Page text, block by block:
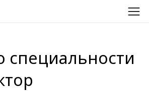
специальности